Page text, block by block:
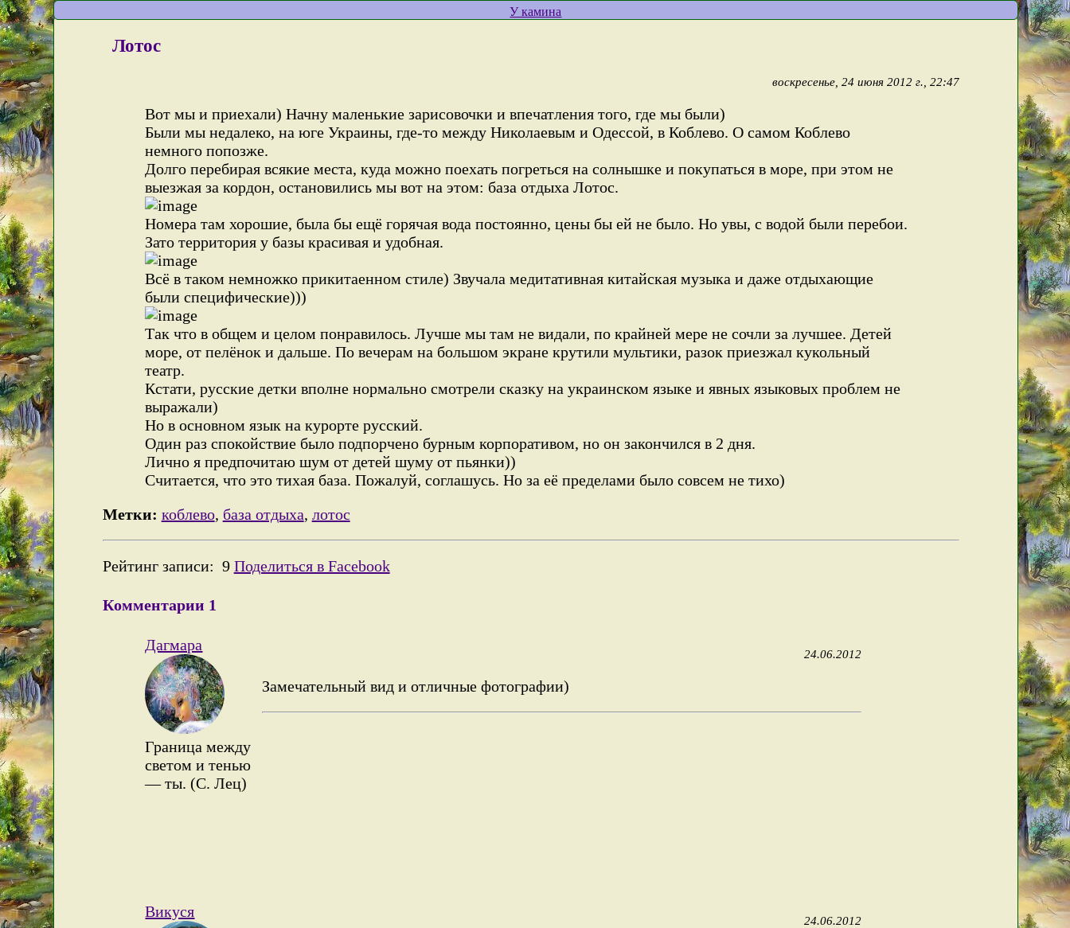
У камина
Лотос
воскресенье, 24 июня 2012 г., 22:47
Вот мы и приехали) Начну маленькие зарисовочки и впечатления того, где мы были)
Были мы недалеко, на юге Украины, где-то между Николаевым и Одессой, в Коблево. О самом Коблево
немного попозже.
Долго перебирая всякие места, куда можно поехать погреться на солнышке и покупаться в море, при этом не
выезжая за кордон, остановились мы вот на этом: база отдыха Лотос.
Номера там хорошие, была бы ещё горячая вода постоянно, цены бы ей не было. Но увы, с водой были перебои.
Зато территория у базы красивая и удобная.
Всё в таком немножко прикитаенном стиле) Звучала медитативная китайская музыка и даже отдыхающие
были специфические)))
Так что в общем и целом понравилось. Лучше мы там не видали, по крайней мере не сочли за лучшее. Детей
море, от пелёнок и дальше. По вечерам на большом экране крутили мультики, разок приезжал кукольный
театр.
Кстати, русские детки вполне нормально смотрели сказку на украинском языке и явных языковых проблем не
выражали)
Но в основном язык на курорте русский.
Один раз спокойствие было подпорчено бурным корпоративом, но он закончился в 2 дня.
Лично я предпочитаю шум от детей шуму от пьянки))
Считается, что это тихая база. Пожалуй, соглашусь. Но за её пределами было совсем не тихо)
Метки: коблево, база отдыха, лотос
Рейтинг записи: 9 Поделиться в Facebook
Комментарии 1
Дагмара
Граница между
светом и тенью
— ты. (С. Лец)
24.06.2012
Замечательный вид и отличные фотографии)
Викуся
24.06.2012